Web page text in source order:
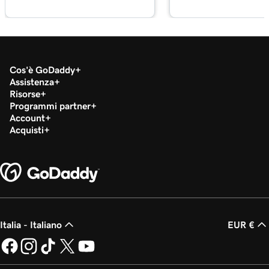
Aggiungi un video al mio sito WordPress
Lezione 20 (di 29)
Aggiungi un PDF in WordPress
Lezione 21 (di 29)
Lezione 22 (di 29)
Lezione 23 (di 29)
Crea layout con schemi a blocchi di
Cos'è GoDaddy
Assistenza
Risorse
Programmi partner
Account
Acquisti
Italia - Italiano EUR €